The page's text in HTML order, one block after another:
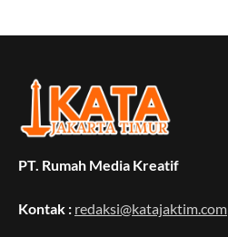
PT. Rumah Media Kreatif
Kontak : redaksi@katajaktim.com